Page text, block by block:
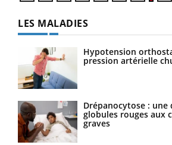
LES MALADIES
Hypotension
pression artérielle
Drépanocytose :
globules rouges aux
graves